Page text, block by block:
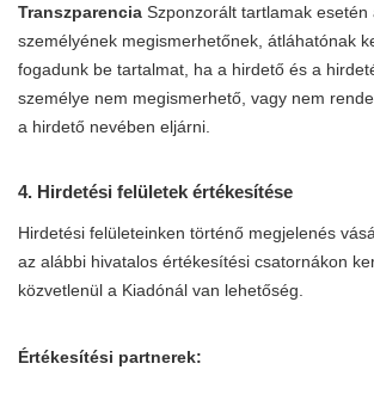
Transzparencia Szponzorált tartlamak esetén
személyének megismerhetőnek, átláhatónak
fogadunk be tartalmat, ha a hirdető és a
személye nem megismerhető, vagy nem
a hirdető nevében eljárni.
4. Hirdetési felületek értékesítése
Hirdetési felületeinken történő megjelenés
az alábbi hivatalos értékesítési csatornákon
közvetlenül a Kiadónál van lehetőség.
Értékesítési partnerek: